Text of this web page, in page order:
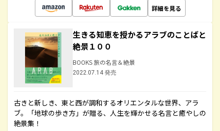
詳細を見る
生きる知恵を授かるアラブのことばと
絶景１００
BOOKS 旅の名言＆絶景
2022.07.14 発売
古きと新しき、東と西が調和するオリエンタルな世界、アラ
ブ。「地球の歩き方」が贈る、人生を輝かせる名言と癒やしの
絶景集！